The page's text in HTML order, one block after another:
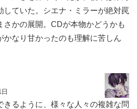
していた。シエナ・ミラーが絶対罠
さかの展開。CDが本物かどうかも
かなり甘かったのも理解に苦しん
きるように、様々な人々の複雑な問